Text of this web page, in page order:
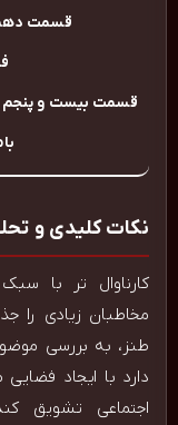
قسمت دهم
قسمت بیست و پنجم
نکات کلیدی و
کارناوال تر با
مخاطبان زیادی را
طنز، به بررسی
دارد با ایجاد فضایی
اجتماعی تشویق